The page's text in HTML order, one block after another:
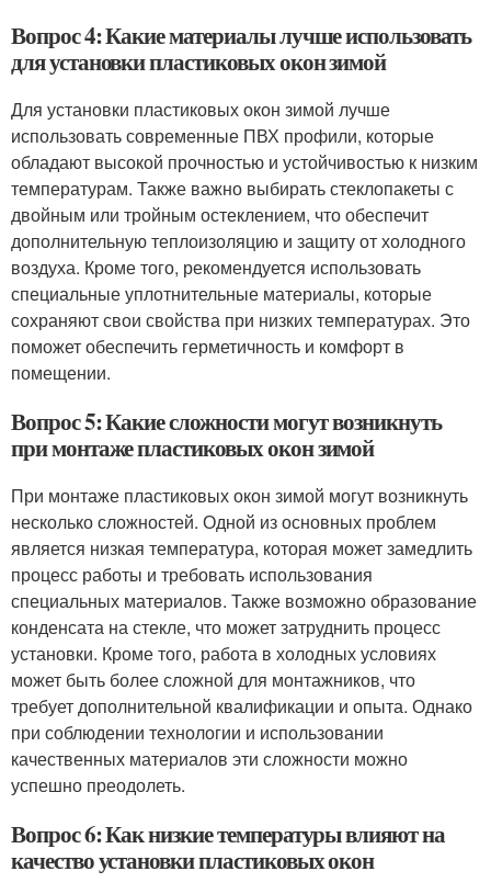
Вопрос 4: Какие материалы лучше использовать
для установки пластиковых окон зимой
Для установки пластиковых окон зимой лучше
использовать современные ПВХ профили, которые
обладают высокой прочностью и устойчивостью к низким
температурам. Также важно выбирать стеклопакеты с
двойным или тройным остеклением, что обеспечит
дополнительную теплоизоляцию и защиту от холодного
воздуха. Кроме того, рекомендуется использовать
специальные уплотнительные материалы, которые
сохраняют свои свойства при низких температурах. Это
поможет обеспечить герметичность и комфорт в
помещении.
Вопрос 5: Какие сложности могут возникнуть
при монтаже пластиковых окон зимой
При монтаже пластиковых окон зимой могут возникнуть
несколько сложностей. Одной из основных проблем
является низкая температура, которая может замедлить
процесс работы и требовать использования
специальных материалов. Также возможно образование
конденсата на стекле, что может затруднить процесс
установки. Кроме того, работа в холодных условиях
может быть более сложной для монтажников, что
требует дополнительной квалификации и опыта. Однако
при соблюдении технологии и использовании
качественных материалов эти сложности можно
успешно преодолеть.
Вопрос 6: Как низкие температуры влияют на
качество установки пластиковых окон